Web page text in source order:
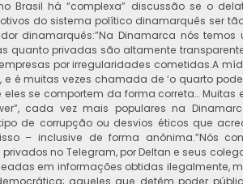
Brasil há “complexa” discussão se o
do sistema político dinamarquês ser
dinamarquês:”Na Dinamarca nós
quanto privadas são altamente
por irregularidades cometidas.A
é muitas vezes chamada de ‘o quarto
eles se comportem da forma correta…
cada vez mais populares na
de corrupção ou desvios éticos que
– inclusive de forma anônima.”Nós
no Telegram, por Deltan e seus
em informações obtidas ilegalmente,